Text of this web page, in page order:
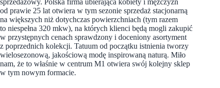
od prawie 25 lat otwiera w tym sezonie sprzedaż stacjonarną
na większych niż dotychczas powierzchniach (tym razem
to niespełna 320 mkw), na których klienci będą mogli zakupić
w przystępnych cenach sprawdzony i doceniony asortyment
z poprzednich kolekcji. Tatuum od początku istnienia tworzy
wielosezonową, jakościową modę inspirowaną naturą. Miło
nam, że to właśnie w centrum M1 otwiera swój kolejny sklep
w tym nowym formacie.